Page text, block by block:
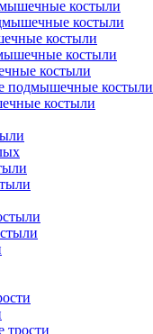
костыли
костыли
костыли
костыли
костыли
подмышечные костыли
костыли
трости